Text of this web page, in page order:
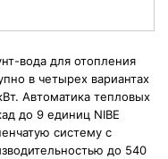
вода для отопления
в четырех вариантах
Автоматика тепловых
до 9 единиц NIBE
систему с
до 540